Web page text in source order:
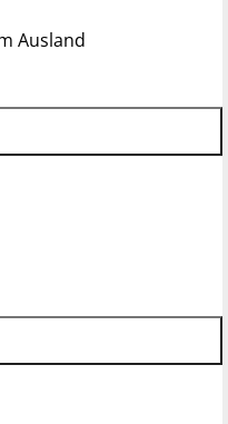
Ausland